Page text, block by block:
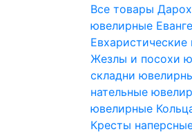
Все товары
ювелирные
Жезлы и посохи
складни
нательные
ювелирные
Кресты